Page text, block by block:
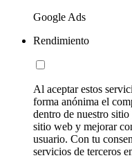
Google Ads
Rendimiento
Al aceptar estos
forma anónima el
dentro de nuestro
sitio web y mejorar
usuario. Con tu
servicios de terceros